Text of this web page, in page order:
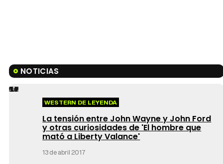
NOTICIAS
WESTERN DE LEYENDA
La tensión entre John Wayne y John Ford
y otras curiosidades de 'El hombre que
mató a Liberty Valance'
13 de abril 2017